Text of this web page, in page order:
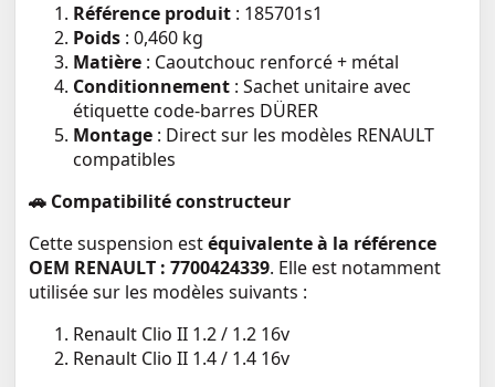
Référence produit : 185701s1
Poids : 0,460 kg
Matière : Caoutchouc renforcé + métal
Conditionnement : Sachet unitaire avec
étiquette code-barres DÜRER
Montage : Direct sur les modèles RENAULT
compatibles
🚗 Compatibilité constructeur
Cette suspension estéquivalente à la référence
OEM RENAULT : 7700424339. Elle est notamment
utilisée sur les modèles suivants :
Renault Clio II 1.2 / 1.2 16v
Renault Clio II 1.4 / 1.4 16v